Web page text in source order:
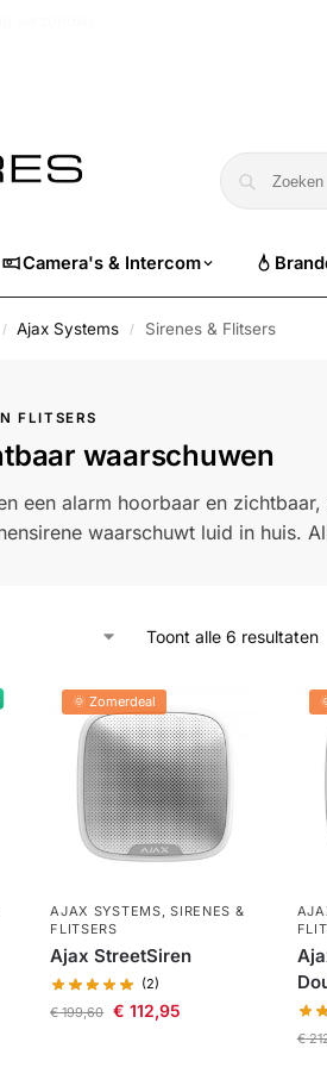
Camera's & Intercom
/ Ajax Systems / Sirenes & Flitsers
FLITSERS
waarschuwen
een alarm hoorbaar en
waarschuwt luid in huis.
Toont alle 6 resultaten
🌞 Zomerdeal
AJAX SYSTEMS,SIRENES &
FLITSERS
Ajax StreetSiren
(2)
€199,60 € 112,95
€